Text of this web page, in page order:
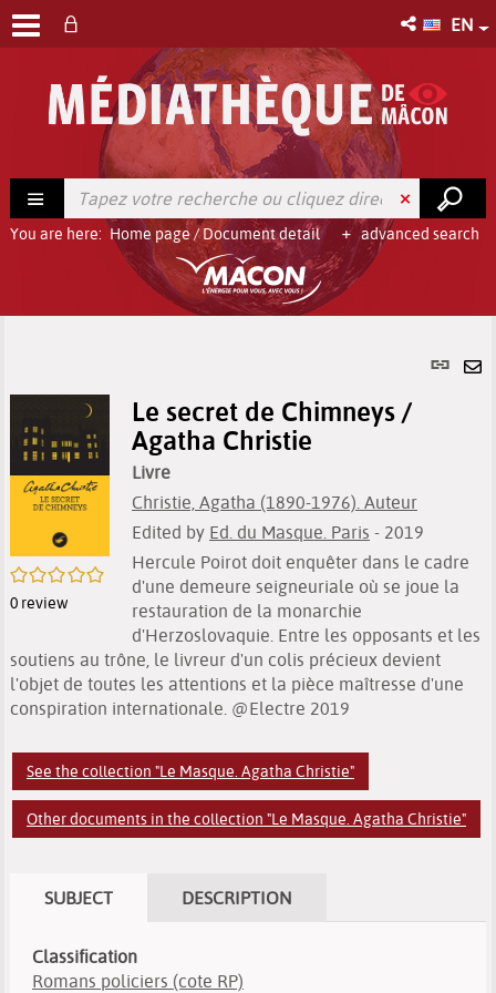
EN
advanced search
You are here: Home page/Document detail
link
/5
0 review
Le secret de Chimneys /
Agatha Christie
Livre
Christie, Agatha (1890-1976). Auteur
Edited by Ed. du Masque. Paris - 2019
Hercule Poirot doit enquêter dans le cadre
d'une demeure seigneuriale où se joue la
restauration de la monarchie
d'Herzoslovaquie. Entre les opposants et les
soutiens au trône, le livreur d'un colis précieux devient
l'objet de toutes les attentions et la pièce maîtresse d'une
conspiration internationale. @Electre 2019
See the collection "Le Masque. Agatha Christie"
Other documents in the collection "Le Masque. Agatha Christie"
SUBJECT DESCRIPTION
Classification
Romans policiers (cote RP)